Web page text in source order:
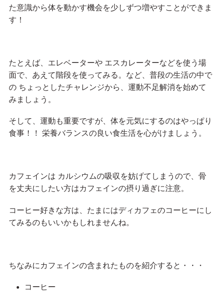
た意識から体を動かす機会を少しずつ増やすことができま
す！
たとえば、エレベーターや エスカレーターなどを使う場
面で、あえて階段を使ってみる。など、普段の生活の中で
の ちょっとしたチャレンジから、運動不足解消を始めて
みましょう。
そして、運動も重要ですが、体を元気にするのはやっぱり
食事！！ 栄養バランスの良い食生活を心がけましょう。
カフェインは カルシウムの吸収を妨げてしまうので、骨
を丈夫にしたい方はカフェインの摂り過ぎに注意。
コーヒー好きな方は、たまにはディカフェのコーヒーにし
てみるのもいいかもしれませんね。
ちなみにカフェインの含まれたものを紹介すると・・・
コーヒー